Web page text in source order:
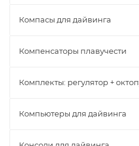
Компасы для дайвинга
Компенсаторы плавучести
Комплекты: регулятор +
Компьютеры для дайвинга